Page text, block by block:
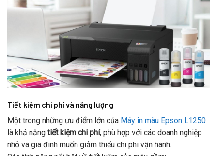
Tiết kiệm chi phí và năng lượng
Một trong những ưu điểm lớn của Máy in màu Epson L1250
là khả năng tiết kiệm chi phí, phù hợp với các doanh nghiệp
nhỏ và gia đình muốn giảm thiểu chi phí vận hành.